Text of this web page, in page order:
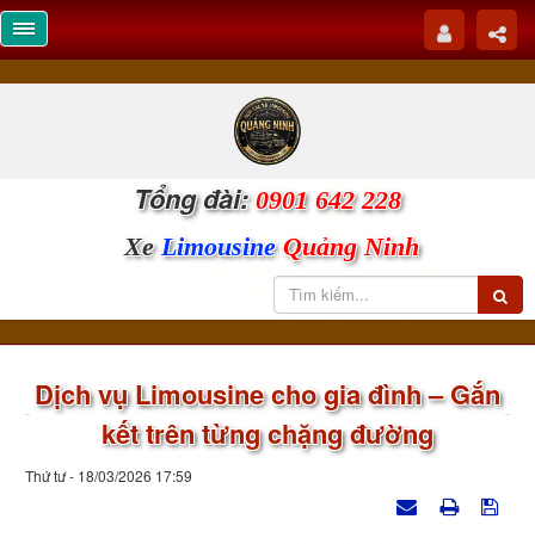
Tổng đài: 0901 642 228
XeLimousineQuảng Ninh
Dịch vụ Limousine cho gia đình – Gắn
kết trên từng chặng đường
Thứ tư - 18/03/2026 17:59